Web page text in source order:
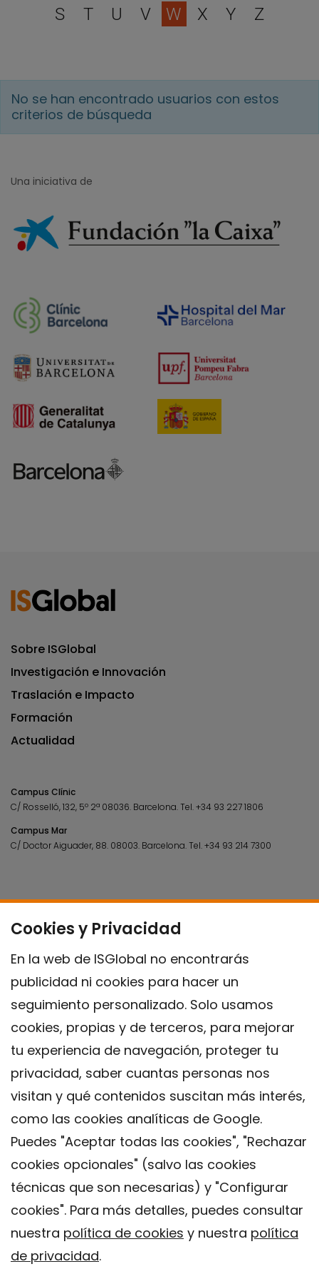
S
T U V W X Y Z
No se han encontrado usuarios con estos
criterios de búsqueda
Cookies y Privacidad
En la web de ISGlobal no encontrarás
publicidad ni cookies para hacer un
seguimiento personalizado. Solo usamos
cookies, propias y de terceros, para mejorar
tu experiencia de navegación, proteger tu
privacidad, saber cuantas personas nos
visitan y qué contenidos suscitan más interés,
como las cookies analíticas de Google.
Puedes "Aceptar todas las cookies", "Rechazar
cookies opcionales" (salvo las cookies
técnicas que son necesarias) y "Configurar
cookies". Para más detalles, puedes consultar
nuestra política de cookies y nuestra política
de privacidad.
Una iniciativa de
Sobre ISGlobal
Investigación e Innovación
Traslación e Impacto
Formación
Actualidad
Campus Clínic
C/ Rosselló, 132, 5º 2ª 08036. Barcelona.Tel.+34 93 227 1806
Campus Mar
C/ Doctor Aiguader, 88. 08003. Barcelona.Tel.+34 93 214 7300
Contacto
Política de privacidad
Política de Cookies